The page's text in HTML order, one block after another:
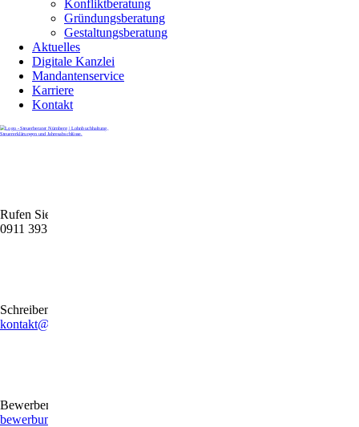
Konfliktberatung
Gründungsberatung
Gestaltungsberatung
Aktuelles
Digitale Kanzlei
Mandantenservice
Karriere
Kontakt
Rufen Sie uns gerne an
0911 39372790
Schreiben Sie uns gerne eine E-Mail
kontakt@stb-becker-zeiler.de
Bewerben Sie sich online oder per E-Mail
bewerbung@stb-becker-zeiler.de